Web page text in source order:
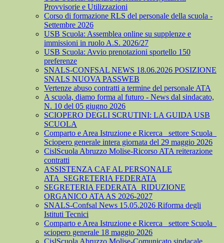
Provvisorie e Utilizzazioni
Corso di formazione RLS del personale della scuola -
Settembre 2026
USB Scuola: Assemblea online su supplenze e
immissioni in ruolo A.S. 2026/27
USB Scuola: Avvio prenotazioni sportello 150
preferenze
SNALS-CONFSAL NEWS 18.06.2026 POSIZIONE
SNALS NUOVA PASSWEB
Vertenze abuso contratti a termine del personale ATA
A scuola, diamo forma al futuro - News dal sindacato,
N. 10 del 05 giugno 2026
SCIOPERO DEGLI SCRUTINI: LA GUIDA USB
SCUOLA
Comparto e Area Istruzione e Ricerca_ settore Scuola_
Sciopero generale intera giornata del 29 maggio 2026
CislScuola Abruzzo Molise-Ricorso ATA reiterazione
contratti
ASSISTENZA CAF AL PERSONALE
ATA_SEGRETERIA FEDERATA
SEGRETERIA FEDERATA_RIDUZIONE
ORGANICO ATA AS 2026-2027
SNALS-Confsal News 15.05.2026 Riforma degli
Istituti Tecnici
Comparto e Area Istruzione e Ricerca_ settore Scuola_
sciopero generale 18 maggio 2026